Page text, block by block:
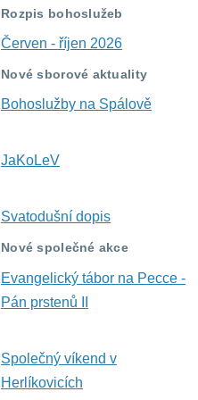
Rozpis bohoslužeb
Červen - říjen 2026
Nové sborové aktuality
Bohoslužby na Spálově
JaKoLeV
Svatodušní dopis
Nové společné akce
Evangelický tábor na Pecce -
Pán prstenů II
Společný víkend v
Herlíkovicích